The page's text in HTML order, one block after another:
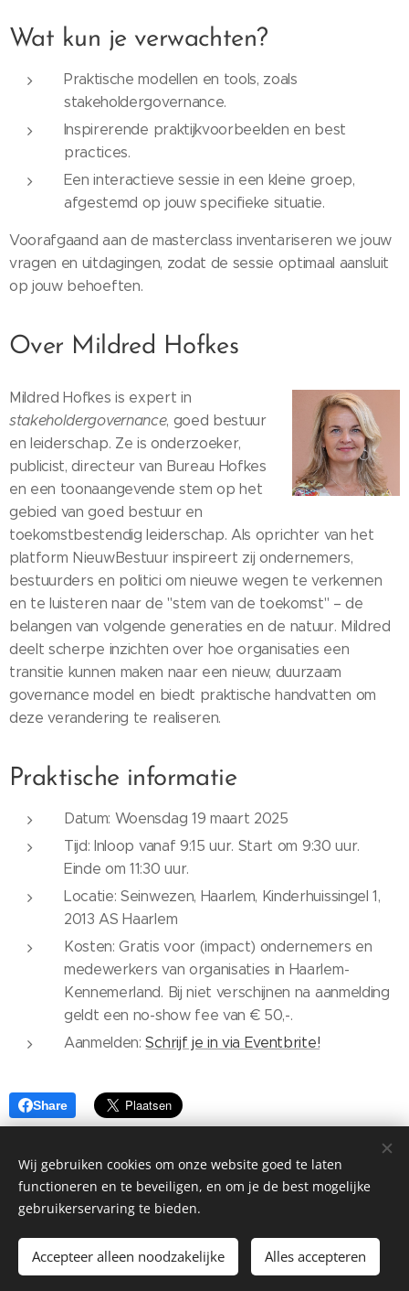
Wat kun je verwachten?
Praktische modellen en tools, zoals
stakeholdergovernance.
⁠Inspirerende praktijkvoorbeelden en best
practices.
⁠Een interactieve sessie in een kleine groep,
afgestemd op jouw specifieke situatie.
Voorafgaand aan de masterclass inventariseren we jouw
vragen en uitdagingen, zodat de sessie optimaal aansluit
op jouw behoeften.
Over Mildred Hofkes
Mildred Hofkes is expert in
stakeholdergovernance, goed bestuur
en leiderschap. Ze is onderzoeker,
publicist, directeur van Bureau Hofkes
en een toonaangevende stem op het
gebied van goed bestuur en
toekomstbestendig leiderschap. Als oprichter van het
platform NieuwBestuur inspireert zij ondernemers,
bestuurders en politici om nieuwe wegen te verkennen
en te luisteren naar de "stem van de toekomst" – de
belangen van volgende generaties en de natuur. Mildred
deelt scherpe inzichten over hoe organisaties een
transitie kunnen maken naar een nieuw, duurzaam
governance model en biedt praktische handvatten om
deze verandering te realiseren.
Praktische informatie
Datum: Woensdag 19 maart 2025
Tijd: Inloop vanaf 9:15 uur. Start om 9:30 uur.
Einde om 11:30 uur.
Locatie: Seinwezen, Haarlem, Kinderhuissingel 1,
2013 AS Haarlem
Kosten: Gratis voor (impact) ondernemers en
medewerkers van organisaties in Haarlem-
Kennemerland. Bij niet verschijnen na aanmelding
geldt een no-show fee van € 50,-.
Aanmelden:Schrijf je in via Eventbrite!
Share
AS |Privacyverklaring
Mogelijk gemaakt doorWebnode Cookies
Wij gebruiken cookies om onze website goed te laten
functioneren en te beveiligen, en om je de best mogelijke
gebruikerservaring te bieden.
Accepteer alleen noodzakelijke Alles accepteren